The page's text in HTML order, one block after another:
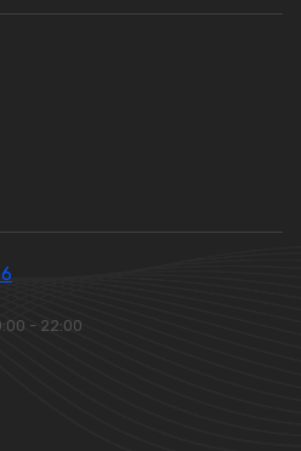
- 22:00